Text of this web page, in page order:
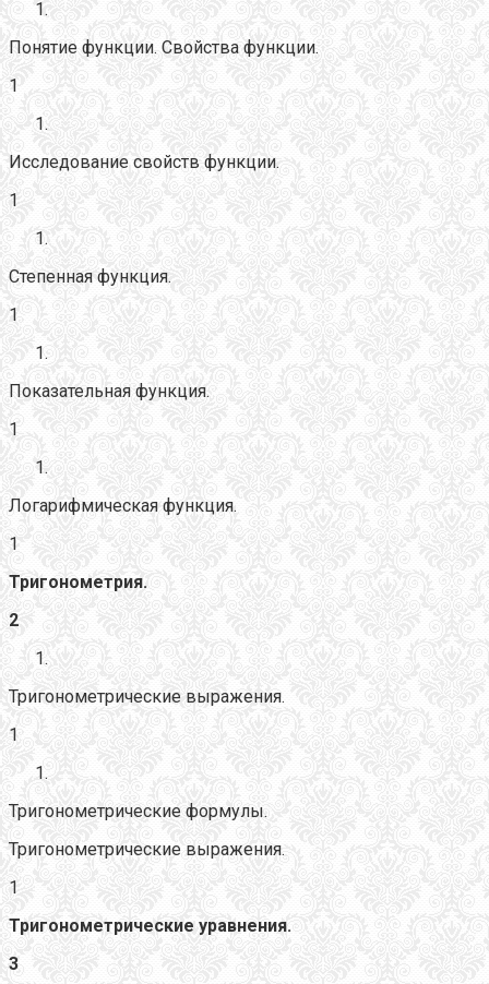
Понятие функции. Свойства функции.
1
Исследование свойств функции.
1
Степенная функция.
1
Показательная функция.
1
Логарифмическая функция.
1
Тригонометрия.
2
Тригонометрические выражения.
1
Тригонометрические формулы.
Тригонометрические выражения.
1
Тригонометрические уравнения.
3